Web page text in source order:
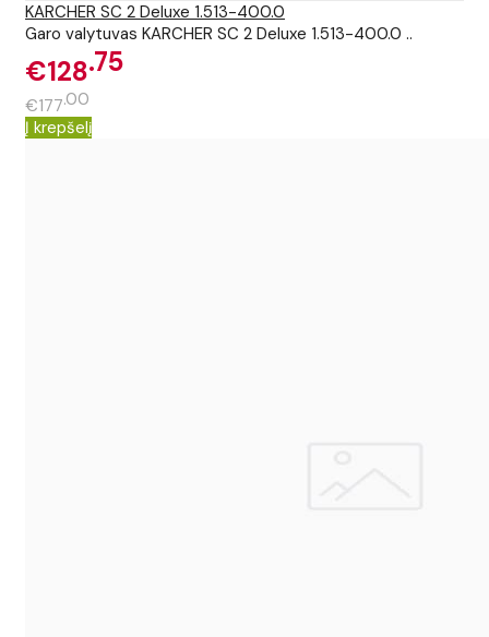
KARCHER SC 2 Deluxe 1.513-400.0
Garo valytuvas KARCHER SC 2 Deluxe 1.513-400.0 ..
€128 75
€177 00
Į krepšelį